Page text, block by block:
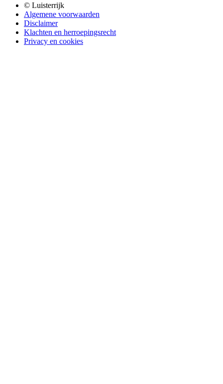
© Luisterrijk
Algemene voorwaarden
Disclaimer
Klachten en herroepingsrecht
Privacy en cookies